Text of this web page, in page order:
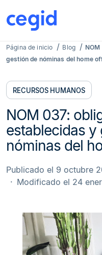
Página de inicio Blog
gestión de nóminas del home
RECURSOS HUMANOS
NOM 037:
establecidas y
nóminas del
Publicado el 9 octubre
Modificado el 24